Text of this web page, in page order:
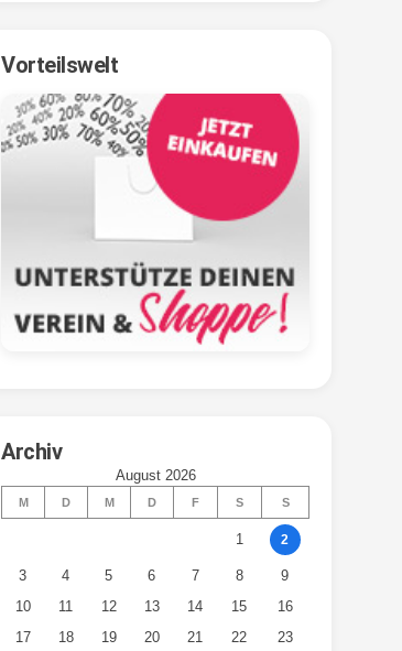
Vorteilswelt
Archiv
August 2026
M D M D F S S
1 2
3 4 5 6 7 8
9
10
11 12 13 14 15
16
17
18 19 20 21 22
23